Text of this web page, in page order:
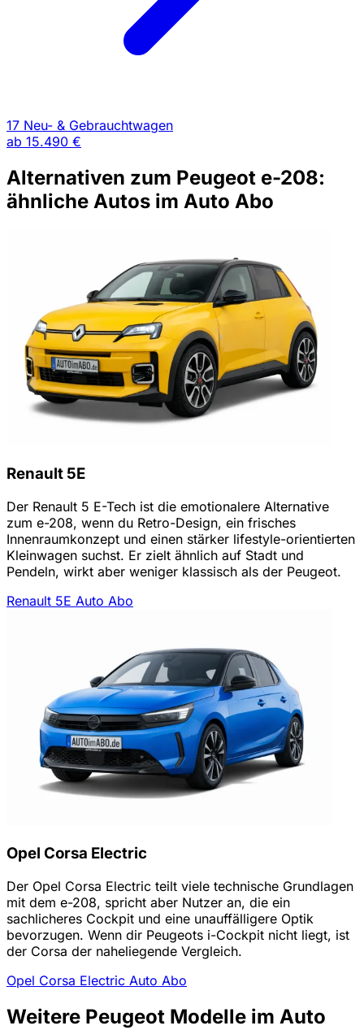
17 Neu- & Gebrauchtwagen
ab 15.490 €
Alternativen zum Peugeot e-208:
ähnliche Autos im Auto Abo
Renault 5E
Der Renault 5 E-Tech ist die emotionalere Alternative
zum e-208, wenn du Retro-Design, ein frisches
Innenraumkonzept und einen stärker lifestyle-orientierten
Kleinwagen suchst. Er zielt ähnlich auf Stadt und
Pendeln, wirkt aber weniger klassisch als der Peugeot.
Renault 5E Auto Abo
Opel Corsa Electric
Der Opel Corsa Electric teilt viele technische Grundlagen
mit dem e-208, spricht aber Nutzer an, die ein
sachlicheres Cockpit und eine unauffälligere Optik
bevorzugen. Wenn dir Peugeots i-Cockpit nicht liegt, ist
der Corsa der naheliegende Vergleich.
Opel Corsa Electric Auto Abo
Weitere Peugeot Modelle im Auto